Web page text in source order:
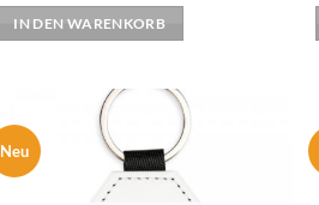
IN DEN WARENKORB
Neu